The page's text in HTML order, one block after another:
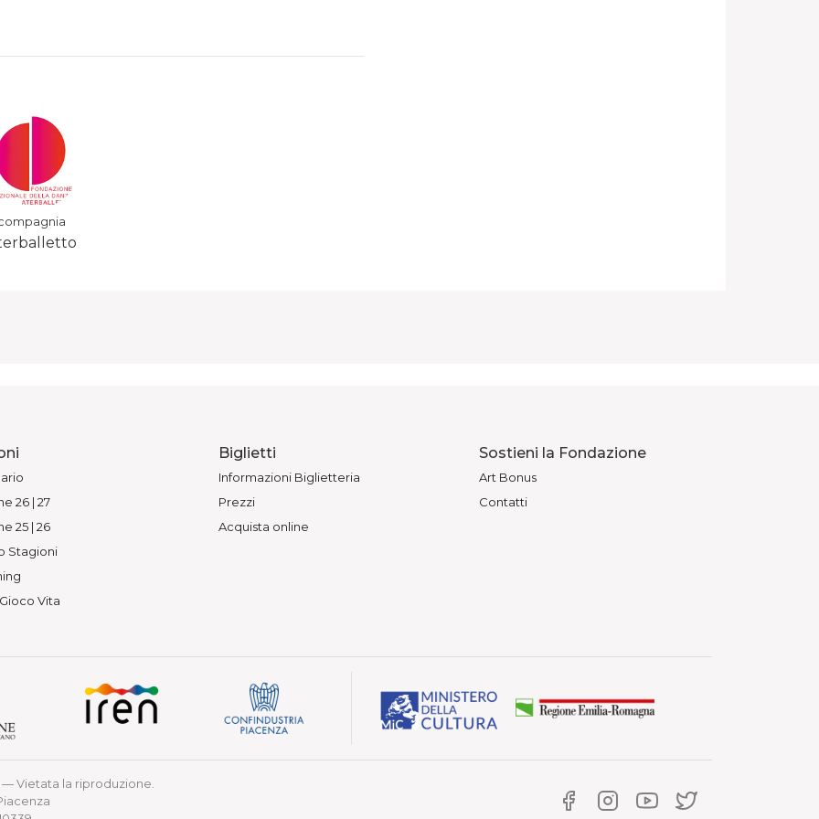
26 | 27
25 | 26
Stagioni
Vita
Biglietti
Informazioni Biglietteria
Prezzi
Acquista online
Sostieni la Fondazione
Art Bonus
Contatti
Vietata la riproduzione.